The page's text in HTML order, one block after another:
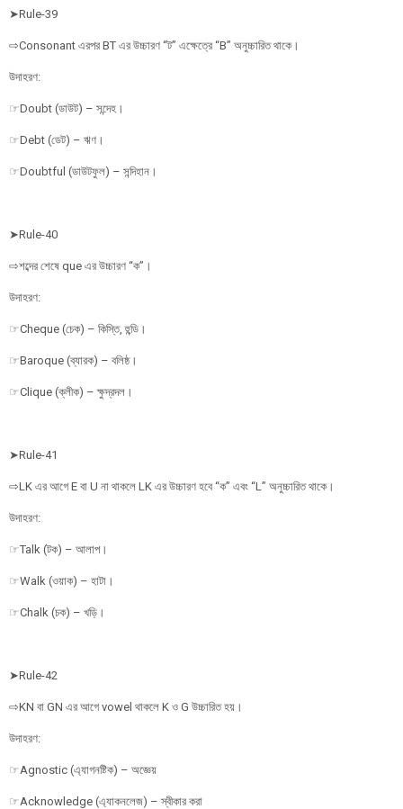
➤Rule-39
⇨Consonant এরপর BT এর উচ্চারণ “ট” এক্ষেত্রে “B” অনুচ্চারিত থাকে।
উদাহরণ:
☞Doubt (ডাউট) – সন্দেহ।
☞Debt (ডেট) – ঋণ।
☞Doubtful (ডাউটফুল) – সন্দিহান।
➤Rule-40
⇨শব্দের শেষে que এর উচ্চারণ “ক”।
উদাহরণ:
☞Cheque (চেক) – কিস্তি, হুন্ডি।
☞Baroque (ব্যারক) – বলিষ্ঠ।
☞Clique (ক্লীক) – ক্ষুদ্রদল।
➤Rule-41
⇨LK এর আগে E বা U না থাকলে LK এর উচ্চারণ হবে “ক” এবং “L” অনুচ্চারিত থাকে।
উদাহরণ:
☞Talk (টক) – আলাপ।
☞Walk (ওয়াক) – হাটা।
☞Chalk (চক) – খড়ি।
➤Rule-42
⇨KN বা GN এর আগে vowel থাকলে K ও G উচ্চারিত হয়।
উদাহরণ:
☞Agnostic (এ্যাগনষ্টিক) – অজ্ঞেয়
☞Acknowledge (এ্যাকনলেজ) – স্বীকার করা